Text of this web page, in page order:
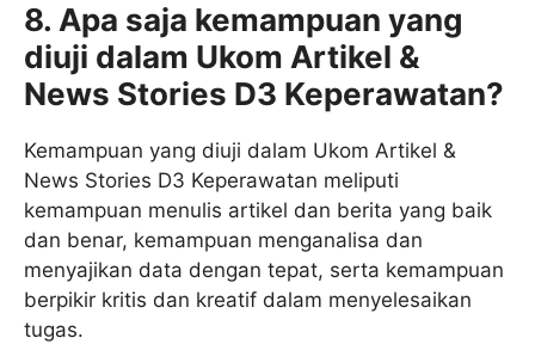
8. Apa saja kemampuan yang
diuji dalam Ukom Artikel &
News Stories D3 Keperawatan?
Kemampuan yang diuji dalam Ukom Artikel &
News Stories D3 Keperawatan meliputi
kemampuan menulis artikel dan berita yang baik
dan benar, kemampuan menganalisa dan
menyajikan data dengan tepat, serta kemampuan
berpikir kritis dan kreatif dalam menyelesaikan
tugas.